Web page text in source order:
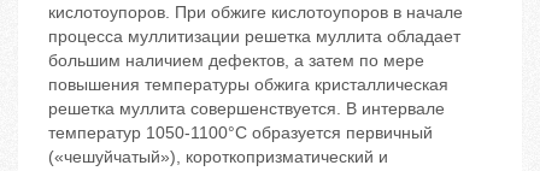
кислотоупоров. При обжиге кислотоупоров в начале
процесса муллитизации решетка муллита обладает
большим наличием дефектов, а затем по мере
повышения температуры обжига кристаллическая
решетка муллита совершенствуется. В интервале
температур 1050-1100°С образуется первичный
(«чешуйчатый»), короткопризматический и